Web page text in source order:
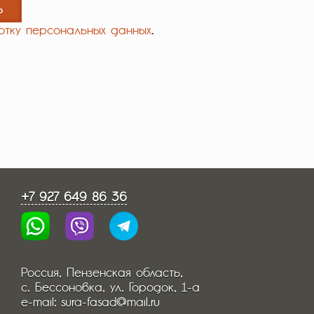
персональных данных.
+7 927 649 86 36
Россия, Пензенская область,
с. Бессоновка, ул. Городок, 1-а
e-mail: sura-fasad@mail.ru